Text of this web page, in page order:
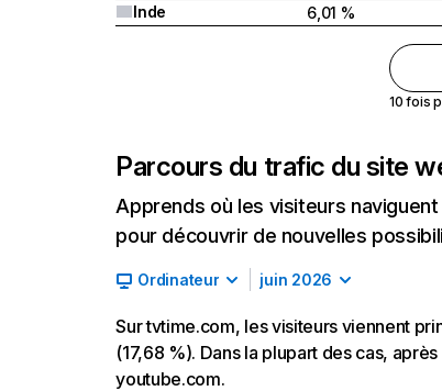
Inde
6,01 %
10 fois
Parcours du trafic du site
Apprends où les visiteurs
pour découvrir de nouvelles
Ordinateur juin 2026
Sur tvtime.com, les visiteurs viennent
(17,68 %). Dans la plupart des cas,
youtube.com.